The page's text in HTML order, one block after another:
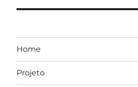
Home
Projeto